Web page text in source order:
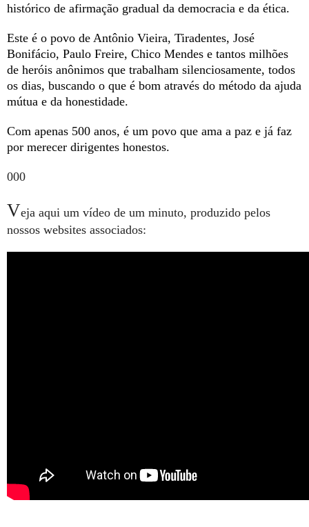
histórico de afirmação gradual da democracia e da ética.
Este é o povo de Antônio Vieira, Tiradentes, José
Bonifácio, Paulo Freire, Chico Mendes e tantos milhões
de heróis anônimos que trabalham silenciosamente, todos
os dias, buscando o que é bom através do método da ajuda
mútua e da honestidade.
Com apenas 500 anos, é um povo que ama a paz e já faz
por merecer dirigentes honestos.
000
Veja aqui um vídeo de um minuto, produzido pelos
nossos websites associados: